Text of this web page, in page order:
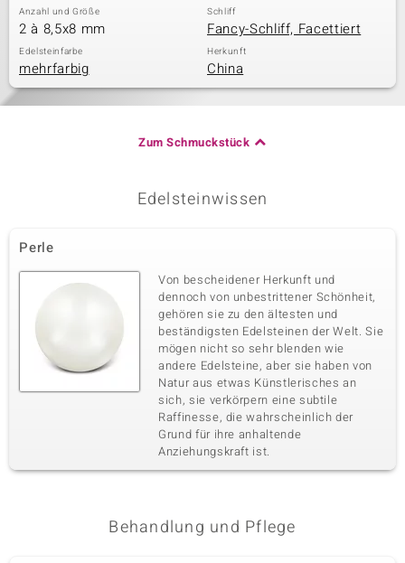
Anzahl und Größe
2 à 8,5x8 mm
Schliff
Fancy-Schliff, Facettiert
Edelsteinfarbe
mehrfarbig
Herkunft
China
Zum Schmuckstück
Edelsteinwissen
Perle
Von bescheidener Herkunft und
dennoch von unbestrittener Schönheit,
gehören sie zu den ältesten und
beständigsten Edelsteinen der Welt. Sie
mögen nicht so sehr blenden wie
andere Edelsteine, aber sie haben von
Natur aus etwas Künstlerisches an
sich, sie verkörpern eine subtile
Raffinesse, die wahrscheinlich der
Grund für ihre anhaltende
Anziehungskraft ist.
Behandlung und Pflege